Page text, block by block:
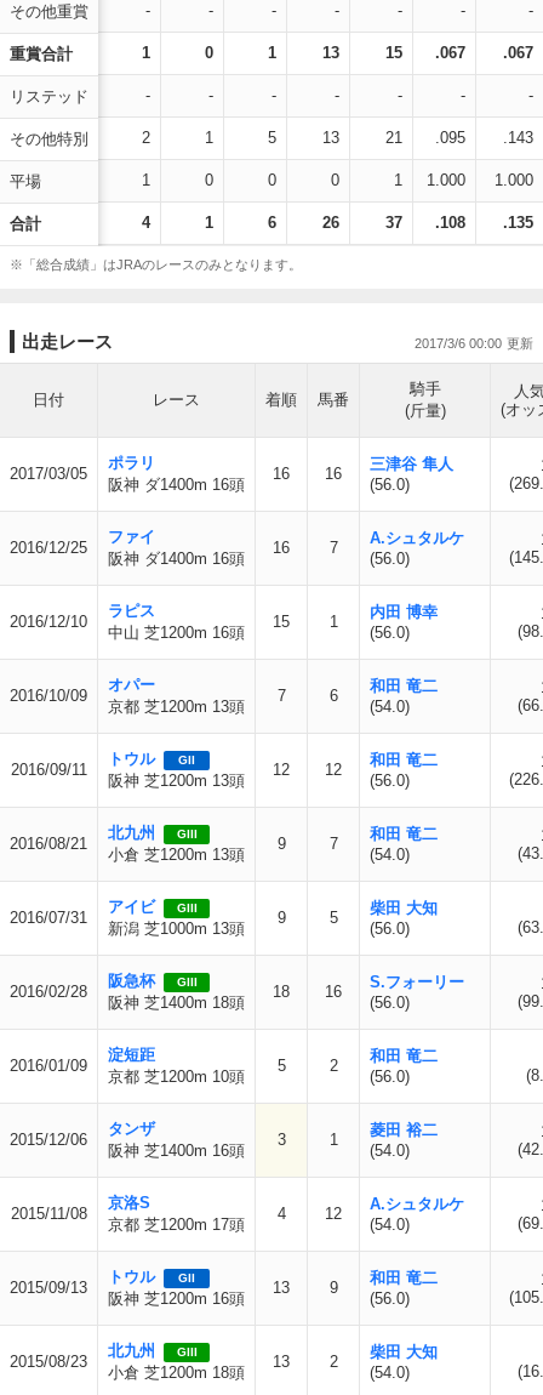
その他重賞
重賞合計
リステッド
その他特別
平場
合計
- - - - - - -
1 0 1 13 15 .067 .067
- - - - - - -
2 1 5 13 21 .095 .143
1 0 0 0 1 1.000 1.000
4 1 6 26 37 .108 .135
※「総合成績」はJRAのレースのみとなります。
出走レース 2017/3/6 00:00
日付 レース 着順 馬番
騎手
(斤量)
人
(オッ
2017/03/05
ポラリ
阪神 ダ1400m 16頭
16 16
三津谷 隼人
(56.0)
2016/12/25
ファイ
阪神 ダ1400m 16頭
16 7
A.シュタルケ
(56.0)
2016/12/10
ラピス
中山 芝1200m 16頭
15 1
内田 博幸
(56.0)
2016/10/09
オパー
京都 芝1200m 13頭
7 6
和田 竜二
(54.0)
2016/09/11
トウル GII
阪神 芝1200m 13頭
12 12
和田 竜二
(56.0)
2016/08/21
北九州 GIII
小倉 芝1200m 13頭
9 7
和田 竜二
(54.0)
2016/07/31
アイビ GIII
新潟 芝1000m 13頭
9 5
柴田 大知
(56.0)
2016/02/28
阪急杯 GIII
阪神 芝1400m 18頭
18 16
S.フォーリー
(56.0)
2016/01/09
淀短距
京都 芝1200m 10頭
5 2
和田 竜二
(56.0)
2015/12/06
タンザ
阪神 芝1400m 16頭
3 1
菱田 裕二
(54.0)
2015/11/08
京洛S
京都 芝1200m 17頭
4 12
A.シュタルケ
(54.0)
2015/09/13
トウル GII
阪神 芝1200m 16頭
13 9
和田 竜二
(56.0)
2015/08/23
北九州 GIII
小倉 芝1200m 18頭
13 2
柴田 大知
(54.0)